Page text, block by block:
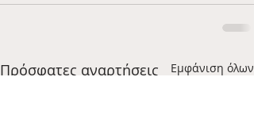
Πρόσφατες αναρτήσεις Εμφάνιση όλων